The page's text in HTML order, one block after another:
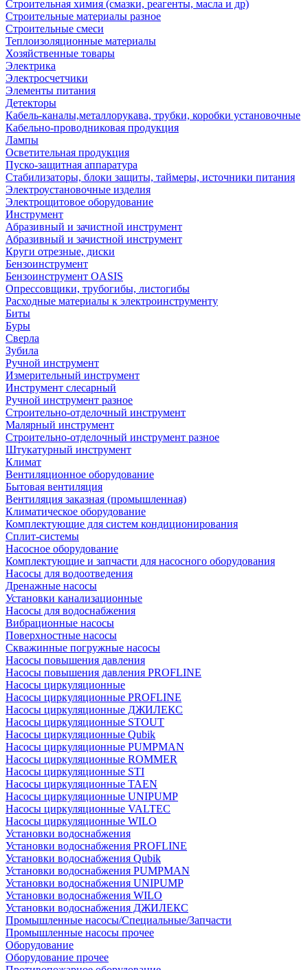
Строительная химия (смазки, реагенты, масла и др)
Строительные материалы разное
Строительные смеси
Теплоизоляционные материалы
Хозяйственные товары
Электрика
Электросчетчики
Элементы питания
Детекторы
Кабель-каналы,металлорукава, трубки, коробки установочные
Кабельно-проводниковая продукция
Лампы
Осветительная продукция
Пуско-защитная аппаратура
Стабилизаторы, блоки защиты, таймеры, источники питания
Электроустановочные изделия
Электрощитовое оборудование
Инструмент
Абразивный и зачистной инструмент
Абразивный и зачистной инструмент
Круги отрезные, диски
Бензоинструмент
Бензоинструмент OASIS
Опрессовщики, трубогибы, листогибы
Расходные материалы к электроинструменту
Биты
Буры
Сверла
Зубила
Ручной инструмент
Измерительный инструмент
Инструмент слесарный
Ручной инструмент разное
Строительно-отделочный инструмент
Малярный инструмент
Строительно-отделочный инструмент разное
Штукатурный инструмент
Климат
Вентиляционное оборудование
Бытовая вентиляция
Вентиляция заказная (промышленная)
Климатическое оборудование
Комплектующие для систем кондиционирования
Сплит-системы
Насосное оборудование
Комплектующие и запчасти для насосного оборудования
Насосы для водоотведения
Дренажные насосы
Установки канализационные
Насосы для водоснабжения
Вибрационные насосы
Поверхностные насосы
Скважинные погружные насосы
Насосы повышения давления
Насосы повышения давления PROFLINE
Насосы циркуляционные
Насосы циркуляционные PROFLINE
Насосы циркуляционные ДЖИЛЕКС
Насосы циркуляционные STOUT
Насосы циркуляционные Qubik
Насосы циркуляционные PUMPMAN
Насосы циркуляционные ROMMER
Насосы циркуляционные STI
Насосы циркуляционные TAEN
Насосы циркуляционные UNIPUMP
Насосы циркуляционные VALTEC
Насосы циркуляционные WILO
Установки водоснабжения
Установки водоснабжения PROFLINE
Установки водоснабжения Qubik
Установки водоснабжения PUMPMAN
Установки водоснабжения UNIPUMP
Установки водоснабжения WILO
Установки водоснабжения ДЖИЛЕКС
Промышленные насосы/Специальные/Запчасти
Промышленные насосы прочее
Оборудование
Оборудование прочее